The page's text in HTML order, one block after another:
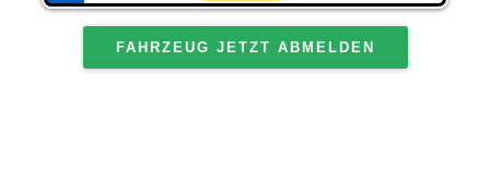
FAHRZEUG JETZT ABMELDEN